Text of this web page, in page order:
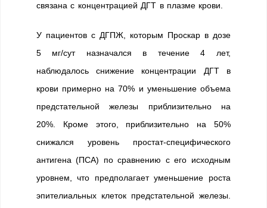
связана с концентрацией ДГТ в плазме крови.
У пациентов с ДГПЖ, которым Проскар в дозе
5 мг/сут назначался в течение 4 лет,
наблюдалось снижение концентрации ДГТ в
крови примерно на 70% и уменьшение объема
предстательной железы приблизительно на
20%. Кроме этого, приблизительно на 50%
снижался уровень простат-специфического
антигена (ПСА) по сравнению с его исходным
уровнем, что предполагает уменьшение роста
эпителиальных клеток предстательной железы.